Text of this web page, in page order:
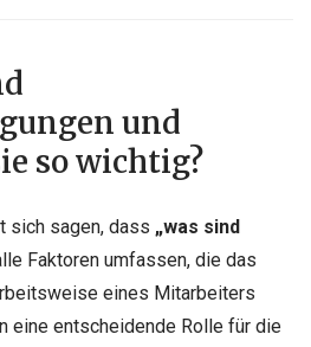
und
so wichtig?
sich sagen, dass „was sind
Faktoren umfassen, die das
eines Mitarbeiters
eine entscheidende Rolle für die